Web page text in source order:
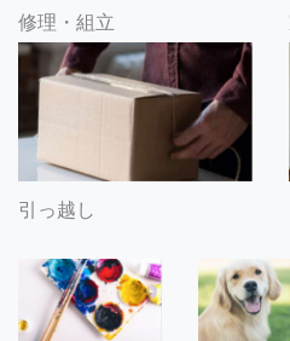
修理・組立
引っ越し